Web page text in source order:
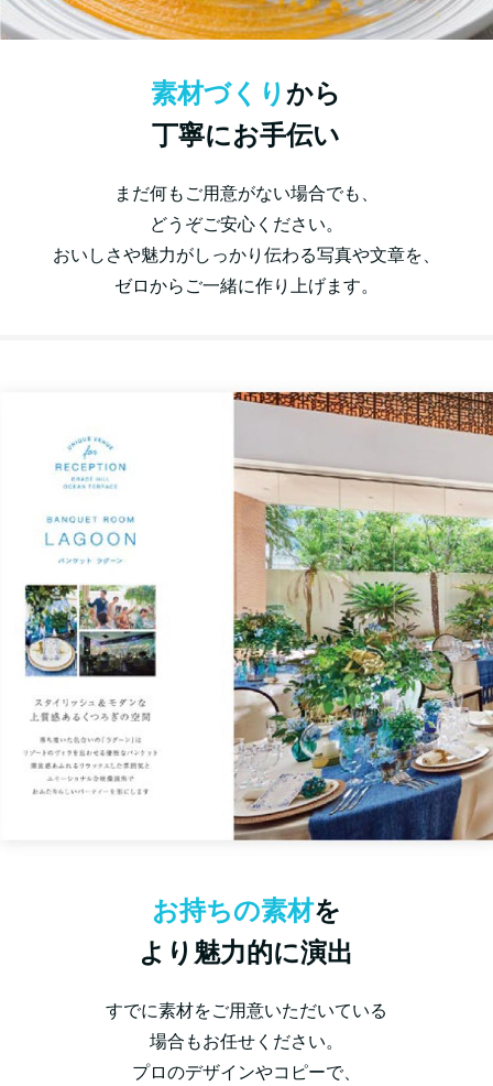
素材づくり から
丁寧にお手伝い
まだ何もご用意がない場合でも、
どうぞご安心ください。
おいしさや魅力がしっかり伝わる写真や文章を、
ゼロからご一緒に作り上げます。
お持ちの素材を
より魅力的に演出
すでに素材をご用意いただいている
場合もお任せください。
プロのデザインやコピーで、